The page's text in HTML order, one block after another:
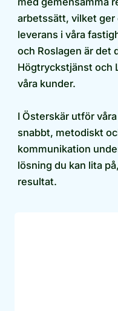
arbetssätt, vilket ger
leverans i våra
och Roslagen är det
Högtryckstjänst och
våra kunder.
I Österskär utför
snabbt, metodiskt
kommunikation
lösning du kan lita
resultat.